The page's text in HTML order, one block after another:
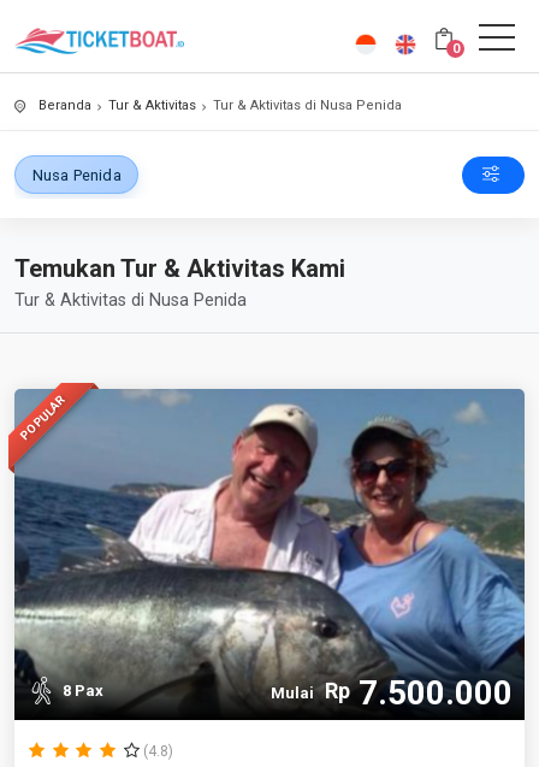
0
Beranda Tur & Aktivitas Tur & Aktivitas di Nusa Penida
Nusa Penida
Temukan Tur & Aktivitas Kami
Tur & Aktivitas di Nusa Penida
POPULAR
8 Pax Mulai Rp7.500.000
(4.8)